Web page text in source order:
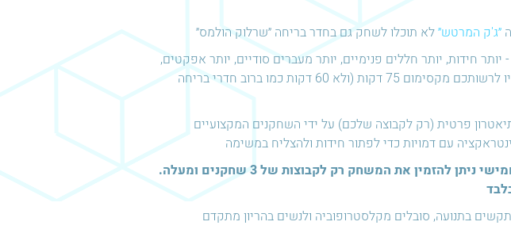
״ג'ק המרטש״לא תוכלו לשחק גם בחדר בריחה ״שרלוק הולמס״
חידות, יותר חללים פנימיים, יותר מעברים סודיים, יותר אפקטים,
אקשן ואדרנלין! וכדי שתוכלו להספיק הכל יהיו לרשותכם מקסימום 75 דקות (ולא 60 דקות כמו ברוב חדרי בריחה
פרטית (רק לקבוצה שלכם) על ידי השחקנים המקצועיים
עם דמויות כדי לפתור חידות ולהצליח במשימה
בסופ"ש, חגים, והחל משעה 19:00 ביום חמישי ניתן להזמין את המשחק רק לקבוצות של 3 שחקנים ומעלה.
בתנועה, סובלים מקלסטרופוביה ולנשים בהריון מתקדם